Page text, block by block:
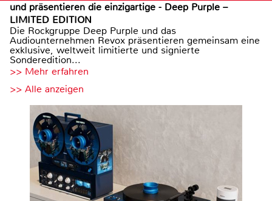
und präsentieren die einzigartige - Deep Purple –
LIMITED EDITION
Die Rockgruppe Deep Purple und das
Audiounternehmen Revox präsentieren gemeinsam eine
exklusive, weltweit limitierte und signierte
Sonderedition...
>> Mehr erfahren
>> Alle anzeigen